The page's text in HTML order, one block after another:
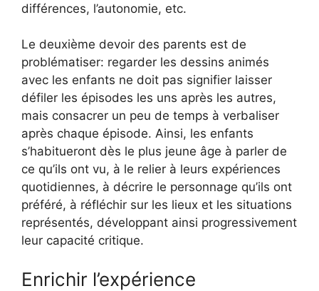
différences, l’autonomie, etc.
Le deuxième devoir des parents est de
problématiser: regarder les dessins animés
avec les enfants ne doit pas signifier laisser
défiler les épisodes les uns après les autres,
mais consacrer un peu de temps à verbaliser
après chaque épisode. Ainsi, les enfants
s’habitueront dès le plus jeune âge à parler de
ce qu’ils ont vu, à le relier à leurs expériences
quotidiennes, à décrire le personnage qu’ils ont
préféré, à réfléchir sur les lieux et les situations
représentés, développant ainsi progressivement
leur capacité critique.
Enrichir l’expérience